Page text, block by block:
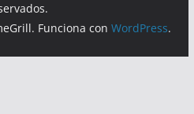
Funciona conWordPress.